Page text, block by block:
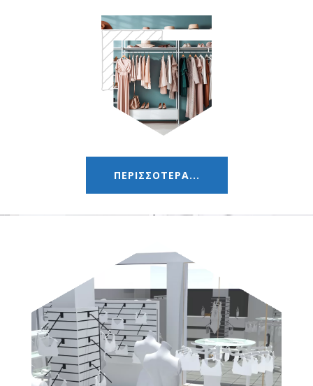
ΠΕΡΙΣΣΟΤΕΡΑ...